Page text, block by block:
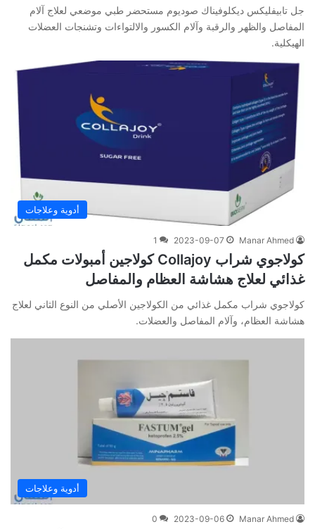
جل تابيفليكس ديكلوفيناك صوديوم مستحضر طبي موضعي لعلاج آلام
المفاصل والظهر والرقبة وآلام الكسور والالتواءات وتشنجات العضلات
الهيكلية.
أدوية وعلاجات
Manar Ahmed
2023-09-07
1
كولاجوي شراب Collajoy كولاجين أمبولات مكمل
غذائي لعلاج هشاشة العظام والمفاصل
كولاجوي شراب مكمل غذائي من الكولاجين الأصلي من النوع الثاني لعلاج
هشاشة العظام، وآلام المفاصل والعضلات.
أدوية وعلاجات
Manar Ahmed
2023-09-06
0